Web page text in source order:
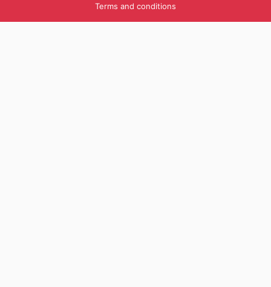
Terms and conditions